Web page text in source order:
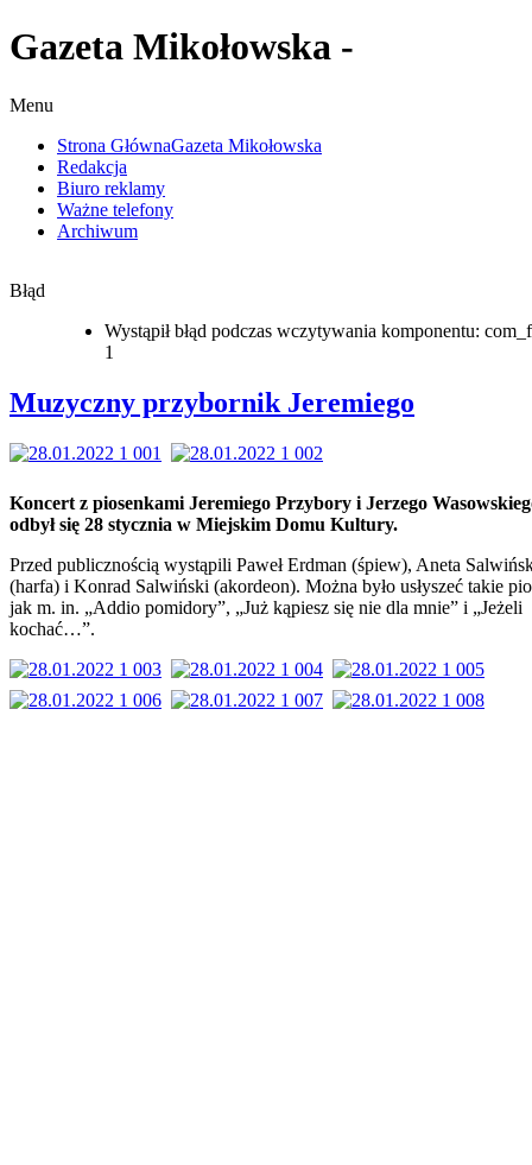
Gazeta Mikołowska -
Menu
Strona GłównaGazeta Mikołowska
Redakcja
Biuro reklamy
Ważne telefony
Archiwum
Błąd
Wystąpił błąd podczas wczytywania komponentu:
1
Muzyczny przybornik Jeremiego
Koncert z piosenkami Jeremiego Przybory i Jerzego
odbył się 28 stycznia w Miejskim Domu Kultury.
Przed publicznością wystąpili Paweł Erdman (śpiew), Aneta
(harfa) i Konrad Salwiński (akordeon). Można było usłyszeć takie
jak m. in. „Addio pomidory”, „Już kąpiesz się nie dla mnie” i „Jeżeli
kochać…”.